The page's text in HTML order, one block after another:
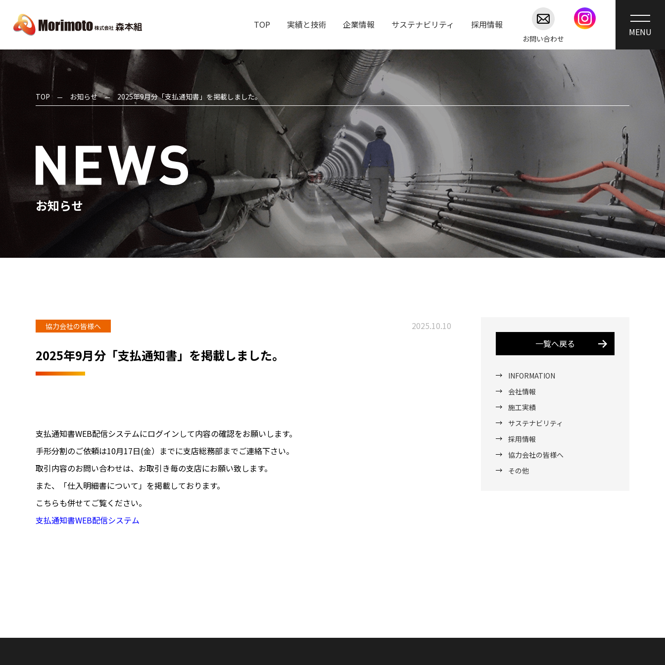
TOP 実績と技術 企業情報 サステナビリティ 採用情報
お問い合わせ
TOP お知らせ 2025年9月分「支払通知書」を掲載しました。
お知らせ
協力会社の皆様へ 2025.10.10
2025年9月分「支払通知書」を掲載しました。
支払通知書WEB配信システムにログインして内容の確認をお願いします。
手形分割のご依頼は10月17日(金）までに支店総務部までご連絡下さい。
取引内容のお問い合わせは、お取引き毎の支店にお願い致します。
また、「仕入明細書について」を掲載しております。
こちらも併せてご覧ください。
支払通知書WEB配信システム
一覧へ戻る
INFORMATION
会社情報
施工実績
サステナビリティ
採用情報
協力会社の皆様へ
その他